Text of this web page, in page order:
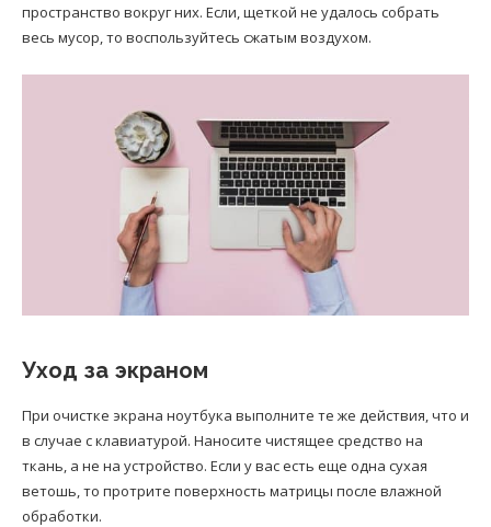
пространство вокруг них. Если, щеткой не удалось собрать
весь мусор, то воспользуйтесь сжатым воздухом.
Уход за экраном
При очистке экрана ноутбука выполните те же действия, что и
в случае с клавиатурой. Наносите чистящее средство на
ткань, а не на устройство. Если у вас есть еще одна сухая
ветошь, то протрите поверхность матрицы после влажной
обработки.